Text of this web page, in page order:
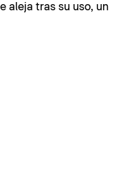
aleja tras su uso, un